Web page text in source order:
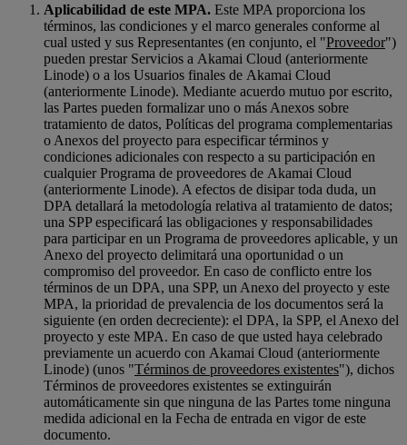
Aplicabilidad de este MPA. Este MPA proporciona los
términos, las condiciones y el marco generales conforme al
cual usted y sus Representantes (en conjunto, el "Proveedor")
pueden prestar Servicios a Akamai Cloud (anteriormente
Linode) o a los Usuarios finales de Akamai Cloud
(anteriormente Linode). Mediante acuerdo mutuo por escrito,
las Partes pueden formalizar uno o más Anexos sobre
tratamiento de datos, Políticas del programa complementarias
o Anexos del proyecto para especificar términos y
condiciones adicionales con respecto a su participación en
cualquier Programa de proveedores de Akamai Cloud
(anteriormente Linode). A efectos de disipar toda duda, un
DPA detallará la metodología relativa al tratamiento de datos;
una SPP especificará las obligaciones y responsabilidades
para participar en un Programa de proveedores aplicable, y un
Anexo del proyecto delimitará una oportunidad o un
compromiso del proveedor. En caso de conflicto entre los
términos de un DPA, una SPP, un Anexo del proyecto y este
MPA, la prioridad de prevalencia de los documentos será la
siguiente (en orden decreciente): el DPA, la SPP, el Anexo del
proyecto y este MPA. En caso de que usted haya celebrado
previamente un acuerdo con Akamai Cloud (anteriormente
Linode) (unos "Términos de proveedores existentes"), dichos
Términos de proveedores existentes se extinguirán
automáticamente sin que ninguna de las Partes tome ninguna
medida adicional en la Fecha de entrada en vigor de este
documento.